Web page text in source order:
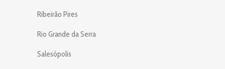
Ribeirão Pires
Rio Grande da Serra
Salesópolis